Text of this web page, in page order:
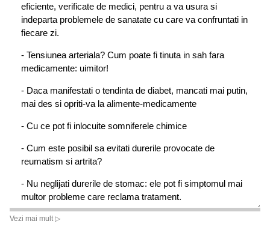
eficiente, verificate de medici, pentru a va usura si
indeparta problemele de sanatate cu care va confruntati in
fiecare zi.
- Tensiunea arteriala? Cum poate fi tinuta in sah fara
medicamente: uimitor!
- Daca manifestati o tendinta de diabet, mancati mai putin,
mai des si opriti-va la alimente-medicamente
- Cu ce pot fi inlocuite somniferele chimice
- Cum este posibil sa evitati durerile provocate de
reumatism si artrita?
- Nu neglijati durerile de stomac: ele pot fi simptomul mai
multor probleme care reclama tratament.
Vezi mai mult ▷